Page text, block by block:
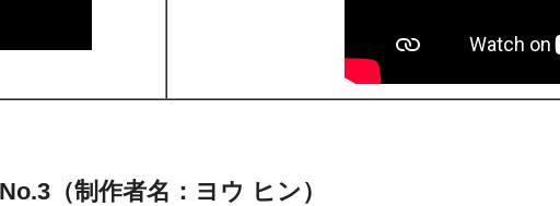
（制作者名：ヨウ ヒン）